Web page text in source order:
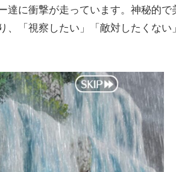
達に衝撃が走っています。神秘的で
「視察したい」「敵対したくない」